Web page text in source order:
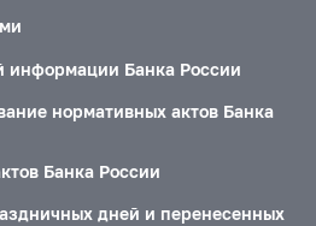
информации Банка России
нормативных актов Банка
Банка России
дней и перенесенных